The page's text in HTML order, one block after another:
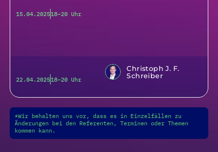
15.04.202518–20 Uhr
22.04.202518–20 Uhr
Christoph J. F.
Schreiber
*Wir behalten uns vor, dass es in Einzelfällen zu
Änderungen bei den Referenten, Terminen oder Themen
kommen kann.